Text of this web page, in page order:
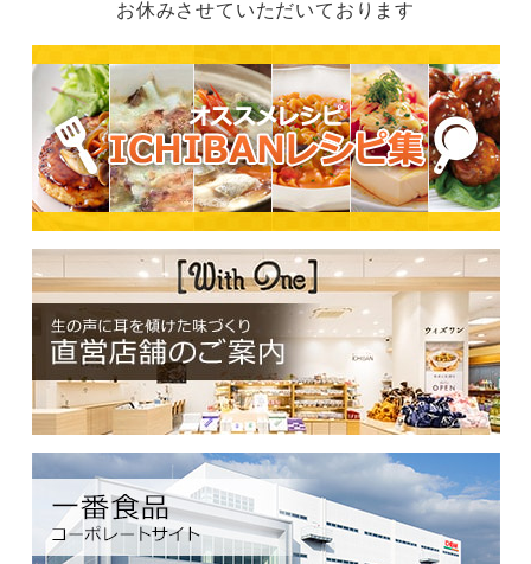
お休みさせていただいております